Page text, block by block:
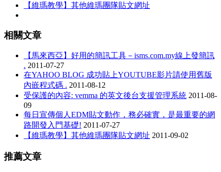
【維瑪教學】其他維瑪團隊貼文網址
相關文章
【馬來西亞】好用的簡訊工具－isms.com.my線上發簡訊
. 2011-07-27
在YAHOO BLOG 成功貼上YOUTUBE影片請使用舊版
內嵌程式碼 . 2011-08-12
受保護的內容: vemma 的英文後台支援管理系統 2011-08-
09
每日宣傳個人EDM貼文動作，務必確實，是最重要的網
路開發入門基礎! 2011-07-27
【維瑪教學】其他維瑪團隊貼文網址 2011-09-02
推薦文章